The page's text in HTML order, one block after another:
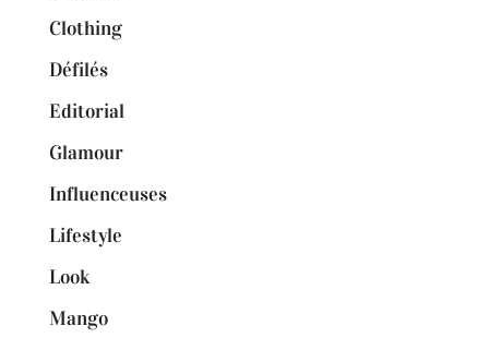
Clothing
Défilés
Editorial
Glamour
Influenceuses
Lifestyle
Look
Mango